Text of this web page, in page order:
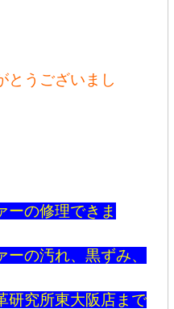
とうございまし
ーの修理できま
の汚れ、黒ずみ、
研究所東大阪店まで